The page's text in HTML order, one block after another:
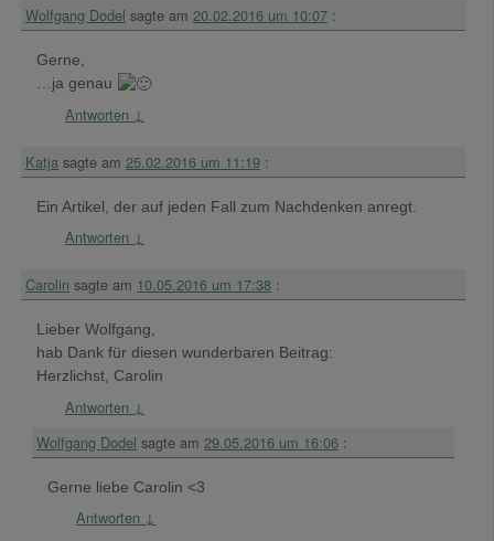
Wolfgang Dodel sagte am 20.02.2016 um 10:07 :
Gerne,
…ja genau
Antworten ↓
Katja sagte am 25.02.2016 um 11:19 :
Ein Artikel, der auf jeden Fall zum Nachdenken anregt.
Antworten ↓
Carolin sagte am 10.05.2016 um 17:38 :
Lieber Wolfgang,
hab Dank für diesen wunderbaren Beitrag:
Herzlichst, Carolin
Antworten ↓
Wolfgang Dodel sagte am 29.05.2016 um 16:06 :
Gerne liebe Carolin <3
Antworten ↓